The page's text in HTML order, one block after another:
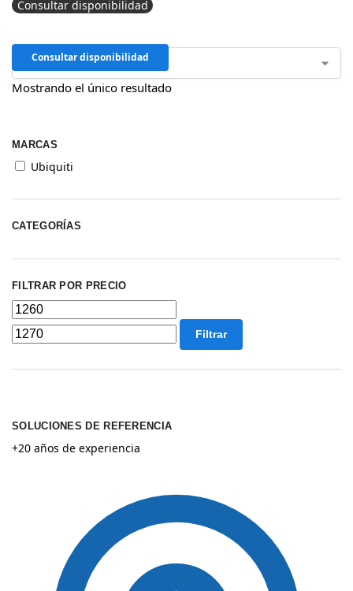
Consultar disponibilidad
Consultar disponibilidad
Mostrando el único resultado
MARCAS
Ubiquiti
CATEGORÍAS
FILTRAR POR PRECIO
Filtrar
SOLUCIONES DE REFERENCIA
+20 años de experiencia